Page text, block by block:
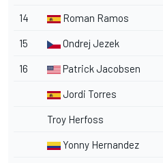
14 Roman Ramos
15 Ondrej Jezek
16 Patrick Jacobsen
Jordi Torres
Troy Herfoss
Yonny Hernandez